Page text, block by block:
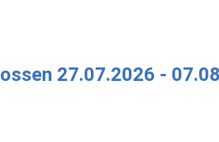
27.07.2026 -